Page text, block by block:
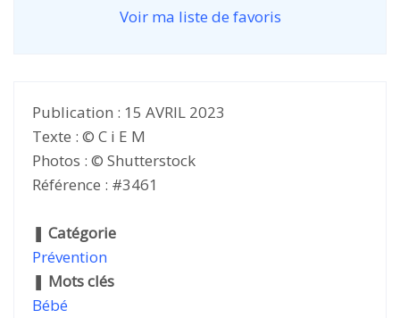
Voir ma liste de favoris
Publication : 15 AVRIL 2023
Texte : © C i E M
Photos : © Shutterstock
Référence : #3461
❚ Catégorie
Prévention
❚ Mots clés
Bébé